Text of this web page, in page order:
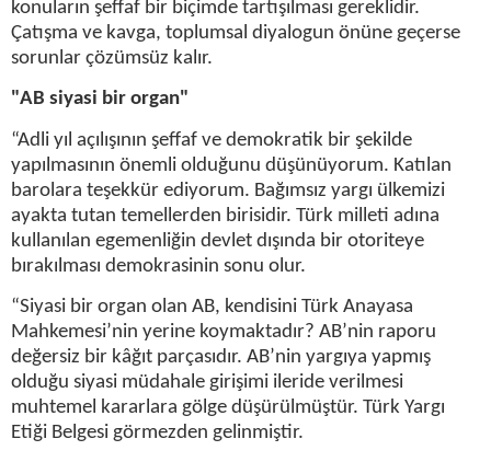
konuların şeffaf bir biçimde tartışılması gereklidir.
Çatışma ve kavga, toplumsal diyalogun önüne geçerse
sorunlar çözümsüz kalır.
"AB siyasi bir organ"
“Adli yıl açılışının şeffaf ve demokratik bir şekilde
yapılmasının önemli olduğunu düşünüyorum. Katılan
barolara teşekkür ediyorum. Bağımsız yargı ülkemizi
ayakta tutan temellerden birisidir. Türk milleti adına
kullanılan egemenliğin devlet dışında bir otoriteye
bırakılması demokrasinin sonu olur.
“Siyasi bir organ olan AB, kendisini Türk Anayasa
Mahkemesi’nin yerine koymaktadır? AB’nin raporu
değersiz bir kâğıt parçasıdır. AB’nin yargıya yapmış
olduğu siyasi müdahale girişimi ileride verilmesi
muhtemel kararlara gölge düşürülmüştür. Türk Yargı
Etiği Belgesi görmezden gelinmiştir.